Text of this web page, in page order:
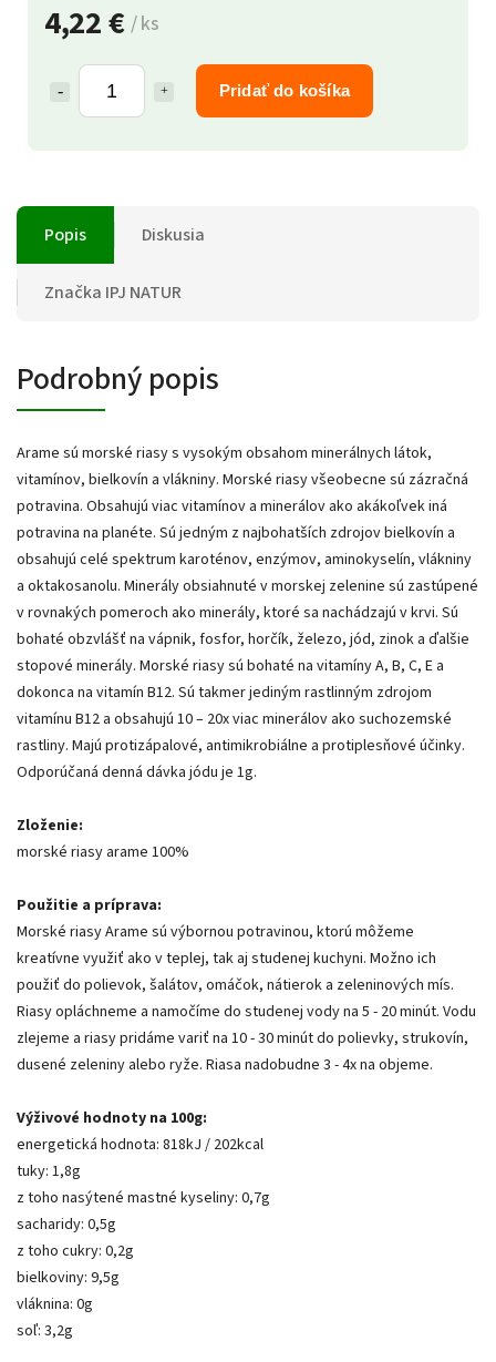
4,22 € / ks
Pridať do košíka
Popis Diskusia
Značka IPJ NATUR
Podrobný popis
Arame sú morské riasy s vysokým obsahom minerálnych látok,
vitamínov, bielkovín a vlákniny. Morské riasy všeobecne sú zázračná
potravina. Obsahujú viac vitamínov a minerálov ako akákoľvek iná
potravina na planéte. Sú jedným z najbohatších zdrojov bielkovín a
obsahujú celé spektrum karoténov, enzýmov, aminokyselín, vlákniny
a oktakosanolu. Minerály obsiahnuté v morskej zelenine sú zastúpené
v rovnakých pomeroch ako minerály, ktoré sa nachádzajú v krvi. Sú
bohaté obzvlášť na vápnik, fosfor, horčík, železo, jód, zinok a ďalšie
stopové minerály. Morské riasy sú bohaté na vitamíny A, B, C, E a
dokonca na vitamín B12. Sú takmer jediným rastlinným zdrojom
vitamínu B12 a obsahujú 10 – 20x viac minerálov ako suchozemské
rastliny. Majú protizápalové, antimikrobiálne a protiplesňové účinky.
Odporúčaná denná dávka jódu je 1g.
Zloženie:
morské riasy arame 100%
Použitie a príprava:
Morské riasy Arame sú výbornou potravinou, ktorú môžeme
kreatívne využiť ako v teplej, tak aj studenej kuchyni. Možno ich
použiť do polievok, šalátov, omáčok, nátierok a zeleninových mís.
Riasy opláchneme a namočíme do studenej vody na 5 - 20 minút. Vodu
zlejeme a riasy pridáme variť na 10 - 30 minút do polievky, strukovín,
dusené zeleniny alebo ryže. Riasa nadobudne 3 - 4x na objeme.
Výživové hodnoty na 100g:
energetická hodnota: 818kJ / 202kcal
tuky: 1,8g
z toho nasýtené mastné kyseliny: 0,7g
sacharidy: 0,5g
z toho cukry: 0,2g
bielkoviny: 9,5g
vláknina: 0g
soľ: 3,2g